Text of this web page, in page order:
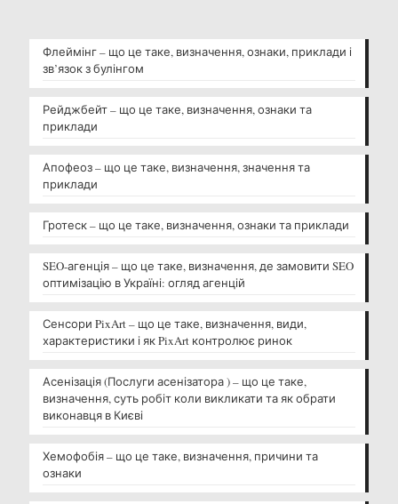
Флеймінг – що це таке, визначення, ознаки, приклади і
зв’язок з булінгом
Рейджбейт – що це таке, визначення, ознаки та
приклади
Апофеоз – що це таке, визначення, значення та
приклади
Гротеск – що це таке, визначення, ознаки та приклади
SEO-агенція – що це таке, визначення, де замовити SEO
оптимізацію в Україні: огляд агенцій
Сенсори PixArt – що це таке, визначення, види,
характеристики і як PixArt контролює ринок
Асенізація (Послуги асенізатора ) – що це таке,
визначення, суть робіт коли викликати та як обрати
виконавця в Києві
Хемофобія – що це таке, визначення, причини та
ознаки